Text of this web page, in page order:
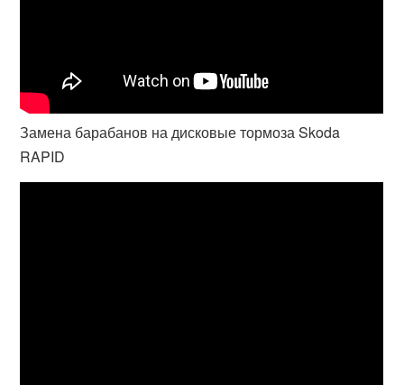
Замена барабанов на дисковые тормоза Skoda
RAPID